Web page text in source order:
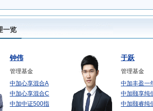
一览
钟伟
管理基金
中加心享混合A
中加心享混合C
中加中证500指
于跃
管理基金
中加丰盈一
中加颐享纯
中加颐睿纯